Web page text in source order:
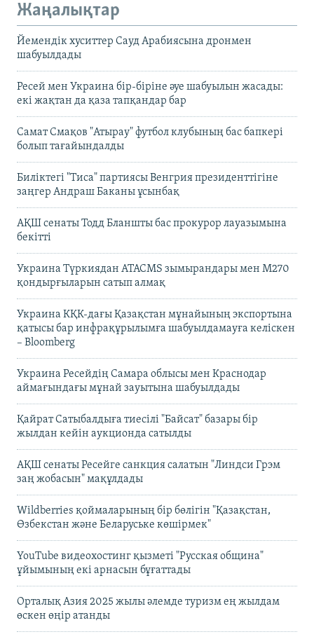
Жаңалықтар
Йемендік хуситтер Сауд Арабиясына дронмен
шабуылдады
Ресей мен Украина бір-біріне әуе шабуылын жасады:
екі жақтан да қаза тапқандар бар
Самат Смақов "Атырау" футбол клубының бас бапкері
болып тағайындалды
Биліктегі "Тиса" партиясы Венгрия президенттігіне
заңгер Андраш Баканы ұсынбақ
АҚШ сенаты Тодд Бланшты бас прокурор лауазымына
бекітті
Украина Түркиядан ATACMS зымырандары мен M270
қондырғыларын сатып алмақ
Украина КҚК-дағы Қазақстан мұнайының экспортына
қатысы бар инфрақұрылымға шабуылдамауға келіскен
– Bloomberg
Украина Ресейдің Самара облысы мен Краснодар
аймағындағы мұнай зауытына шабуылдады
Қайрат Сатыбалдыға тиесілі "Байсат" базары бір
жылдан кейін аукционда сатылды
АҚШ сенаты Ресейге санкция салатын "Линдси Грэм
заң жобасын" мақұлдады
Wildberries қоймаларының бір бөлігін "Қазақстан,
Өзбекстан және Беларуське көшірмек"
YouTube видеохостинг қызметі "Русская община"
ұйымының екі арнасын бұғаттады
Орталық Азия 2025 жылы әлемде туризм ең жылдам
өскен өңір атанды